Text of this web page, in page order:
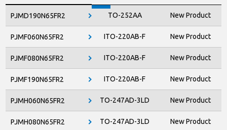
PJMD190N65FR2
PJMF060N65FR2
PJMF080N65FR2
PJMF190N65FR2
PJMH060N65FR2
PJMH080N65FR2
TO-252AA New Product
ITO-220AB-F New Product
ITO-220AB-F New Product
ITO-220AB-F New Product
TO-247AD-3LD New Product
TO-247AD-3LD New Product